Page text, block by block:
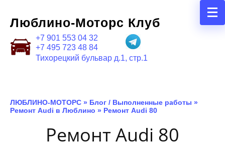
Люблино-Моторс Клуб
+7 901 553 04 32
+7 495 723 48 84
Тихорецкий бульвар д.1, стр.1
ЛЮБЛИНО-МОТОРС » Блог / Выполненные работы »
Ремонт Audi в Люблино » Ремонт Audi 80
Ремонт Audi 80